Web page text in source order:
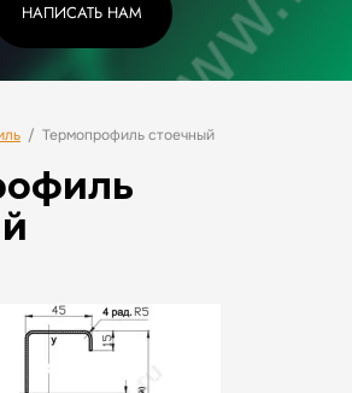
НАПИСАТЬ НАМ
/ Термопрофиль стоечный